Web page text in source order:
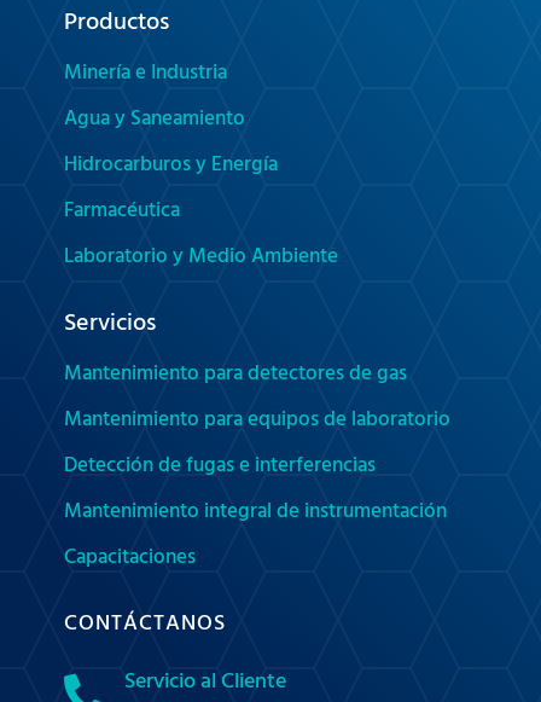
Productos
Minería e Industria
Agua y Saneamiento
Hidrocarburos y Energía
Farmacéutica
Laboratorio y Medio Ambiente
Servicios
Mantenimiento para detectores de gas
Mantenimiento para equipos de laboratorio
Detección de fugas e interferencias
Mantenimiento integral de instrumentación
Capacitaciones
CONTÁCTANOS
Servicio al Cliente